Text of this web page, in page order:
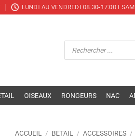
LUNDI AU VENDREDI 08:30-17:00 I
Recherche
OISEAUX RONGEURS NAC
ACCUEIL / BETAIL / ACCESSOIRES /